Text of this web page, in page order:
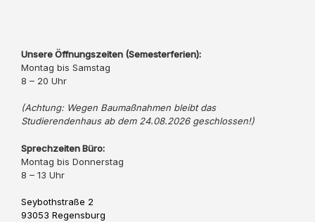
Unsere Öffnungszeiten (Semesterferien):
Montag bis Samstag
8 – 20 Uhr
(Achtung: Wegen Baumaßnahmen bleibt das
Studierendenhaus ab dem 24.08.2026 geschlossen!)
Sprechzeiten Büro:
Montag bis Donnerstag
8 – 13 Uhr
Seybothstraße 2
93053 Regensburg